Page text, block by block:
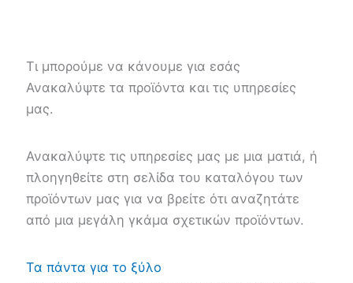
Τι μπορούμε να κάνουμε για εσάς
Ανακαλύψτε τα προϊόντα και τις υπηρεσίες
μας.
Ανακαλύψτε τις υπηρεσίες μας με μια ματιά, ή
πλοηγηθείτε στη σελίδα του καταλόγου των
προϊόντων μας για να βρείτε ότι αναζητάτε
από μια μεγάλη γκάμα σχετικών προϊόντων.
Τα πάντα για το ξύλο